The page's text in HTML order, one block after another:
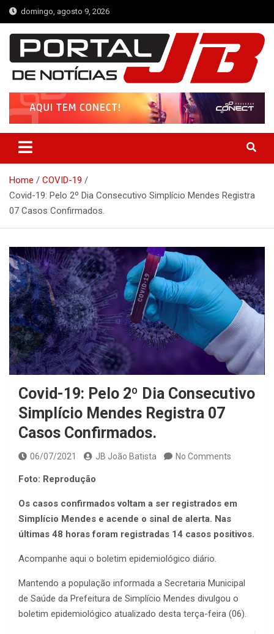
Skip
to
content
domingo, agosto 9, 2026
Portal de Notícias JB
Notícias de Simplício Mendes e Região
Home
COVID-19
Covid-19: Pelo 2º Dia Consecutivo Simplício Mendes Registra
07 Casos Confirmados.
Covid-19: Pelo 2º Dia Consecutivo
Simplício Mendes Registra 07
Casos Confirmados.
06/07/2021 JB João Batista No Comments
Foto: Reprodução
Os casos confirmados voltam a ser registrados em
Simplício Mendes e acende o sinal de alerta. Nas
últimas 48 horas foram registradas 14 casos positivos.
Acompanhe aqui o boletim epidemiológico diário.
Mantendo a população informada a Secretaria Municipal
de Saúde da Prefeitura de Simplício Mendes divulgou o
boletim epidemiológico atualizado desta terça-feira (06).